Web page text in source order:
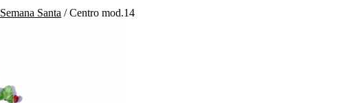
Semana Santa /Centro mod.14